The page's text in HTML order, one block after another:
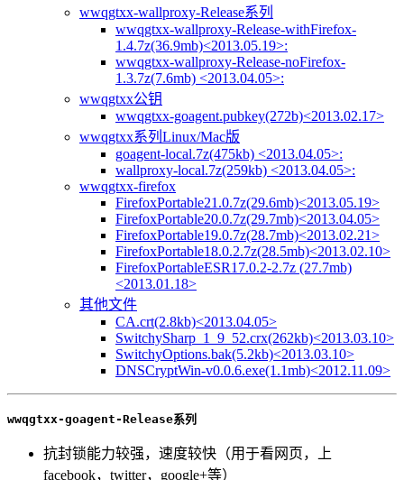
wwqgtxx-wallproxy-Release系列
wwqgtxx-wallproxy-Release-withFirefox-
1.4.7z(36.9mb)<2013.05.19>:
wwqgtxx-wallproxy-Release-noFirefox-
1.3.7z(7.6mb) <2013.04.05>:
wwqgtxx公钥
wwqgtxx-goagent.pubkey(272b)<2013.02.17>
wwqgtxx系列Linux/Mac版
goagent-local.7z(475kb) <2013.04.05>:
wallproxy-local.7z(259kb) <2013.04.05>:
wwqgtxx-firefox
FirefoxPortable21.0.7z(29.6mb)<2013.05.19>
FirefoxPortable20.0.7z(29.7mb)<2013.04.05>
FirefoxPortable19.0.7z(28.7mb)<2013.02.21>
FirefoxPortable18.0.2.7z(28.5mb)<2013.02.10>
FirefoxPortableESR17.0.2-2.7z (27.7mb)
<2013.01.18>
其他文件
CA.crt(2.8kb)<2013.04.05>
SwitchySharp_1_9_52.crx(262kb)<2013.03.10>
SwitchyOptions.bak(5.2kb)<2013.03.10>
DNSCryptWin-v0.0.6.exe(1.1mb)<2012.11.09>
wwqgtxx-goagent-Release系列
抗封锁能力较强，速度较快（用于看网页，上
facebook，twitter，google+等）